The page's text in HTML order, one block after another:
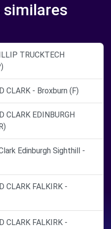
TRUCKTECH
CLARK - Broxburn (F)
CLARK EDINBURGH
Edinburgh Sighthill -
CLARK FALKIRK -
CLARK FALKIRK -